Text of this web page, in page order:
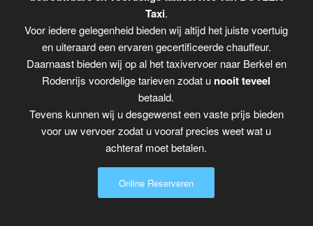
Taxi.
Voor iedere gelegenheid bieden wij altijd het juiste voertuig
en uiteraard een ervaren gecertificeerde chauffeur.
Daarnaast bieden wij op al het taxivervoer naar Berkel en
Rodenrijs voordelige tarieven zodat u nooit teveel
betaald.
Tevens kunnen wij u desgewenst een vaste prijs bieden
voor uw vervoer zodat u vooraf precies weet wat u
achteraf moet betalen.
Online Reserveren